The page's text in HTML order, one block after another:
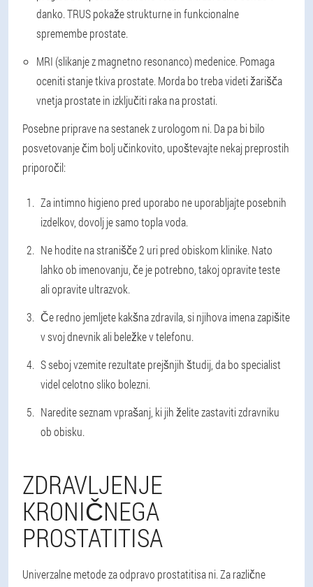
danko. TRUS pokaže strukturne in funkcionalne
spremembe prostate.
MRI (slikanje z magnetno resonanco) medenice. Pomaga
oceniti stanje tkiva prostate. Morda bo treba videti žarišča
vnetja prostate in izključiti raka na prostati.
Posebne priprave na sestanek z urologom ni. Da pa bi bilo
posvetovanje čim bolj učinkovito, upoštevajte nekaj preprostih
priporočil:
Za intimno higieno pred uporabo ne uporabljajte posebnih
izdelkov, dovolj je samo topla voda.
Ne hodite na stranišče 2 uri pred obiskom klinike. Nato
lahko ob imenovanju, če je potrebno, takoj opravite teste
ali opravite ultrazvok.
Če redno jemljete kakšna zdravila, si njihova imena zapišite
v svoj dnevnik ali beležke v telefonu.
S seboj vzemite rezultate prejšnjih študij, da bo specialist
videl celotno sliko bolezni.
Naredite seznam vprašanj, ki jih želite zastaviti zdravniku
ob obisku.
ZDRAVLJENJE
KRONIČNEGA
PROSTATITISA
Univerzalne metode za odpravo prostatitisa ni. Za različne